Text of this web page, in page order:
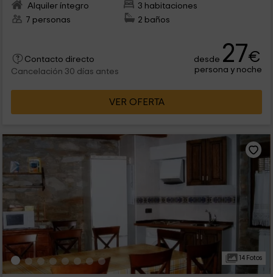
Alquiler íntegro
3 habitaciones
7 personas
2 baños
Contacto directo
Cancelación 30 días antes
desde 27€
persona y noche
VER OFERTA
14 Fotos